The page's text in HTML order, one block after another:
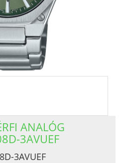
ANALÓG
3AVUEF
3AVUEF